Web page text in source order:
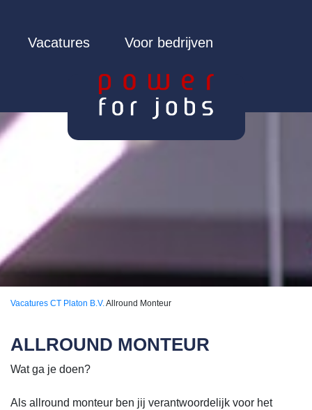
Vacatures Voor bedrijven
Vacatures CT Platon B.V.Allround Monteur
ALLROUND MONTEUR
Wat ga je doen?
Als allround monteur ben jij verantwoordelijk voor het